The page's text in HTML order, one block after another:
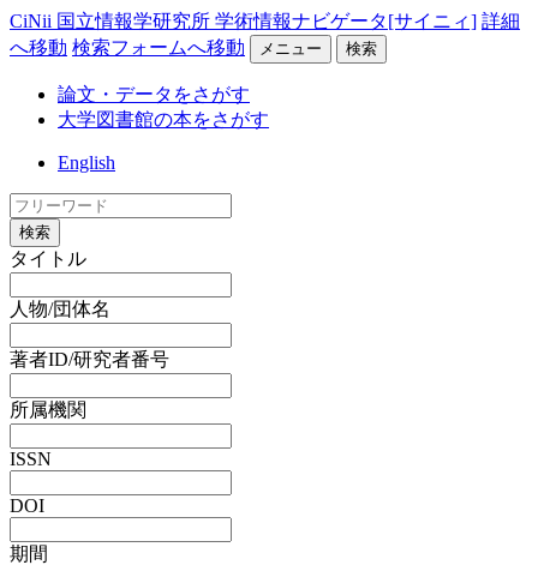
CiNii 国立情報学研究所 学術情報ナビゲータ[サイニィ] 詳細
へ移動 検索フォームへ移動 メニュー 検索
論文・データをさがす
大学図書館の本をさがす
English
検索
タイトル
人物/団体名
著者ID/研究者番号
所属機関
ISSN
DOI
期間